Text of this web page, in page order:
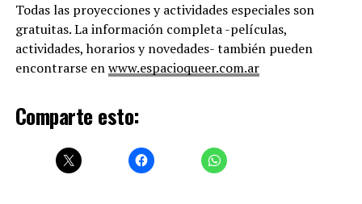
Todas las proyecciones y actividades especiales son
gratuitas. La información completa -películas,
actividades, horarios y novedades- también pueden
encontrarse enwww.espacioqueer.com.ar
Comparte esto: